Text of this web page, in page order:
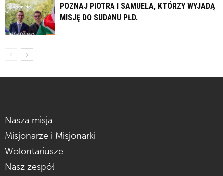
POZNAJ PIOTRA I SAMUELA, KTÓRZY WYJADĄ
MISJĘ DO SUDANU PŁD.
Nasza misja
Misjonarze i Misjonarki
Wolontariusze
Nasz zespół